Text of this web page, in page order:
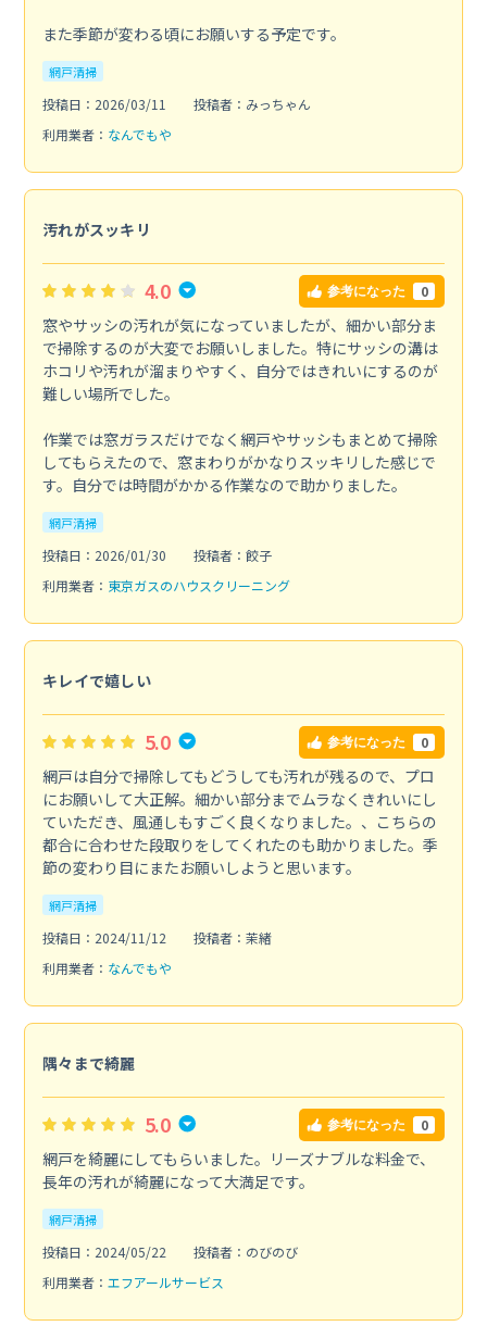
また季節が変わる頃にお願いする予定です。
網戸清掃
投稿日：2026/03/11
投稿者：みっちゃん
利用業者： なんでもや
汚れがスッキリ
4.0 参考になった 0
窓やサッシの汚れが気になっていましたが、細かい部分ま
で掃除するのが大変でお願いしました。特にサッシの溝は
ホコリや汚れが溜まりやすく、自分ではきれいにするのが
難しい場所でした。
作業では窓ガラスだけでなく網戸やサッシもまとめて掃除
してもらえたので、窓まわりがかなりスッキリした感じで
す。自分では時間がかかる作業なので助かりました。
網戸清掃
投稿日：2026/01/30
投稿者：餃子
利用業者： 東京ガスのハウスクリーニング
キレイで嬉しい
5.0 参考になった 0
網戸は自分で掃除してもどうしても汚れが残るので、プロ
にお願いして大正解。細かい部分までムラなくきれいにし
ていただき、風通しもすごく良くなりました。、こちらの
都合に合わせた段取りをしてくれたのも助かりました。季
節の変わり目にまたお願いしようと思います。
網戸清掃
投稿日：2024/11/12
投稿者：茉緒
利用業者： なんでもや
隅々まで綺麗
5.0 参考になった 0
網戸を綺麗にしてもらいました。リーズナブルな料金で、
長年の汚れが綺麗になって大満足です。
網戸清掃
投稿日：2024/05/22
投稿者：のびのび
利用業者： エフアールサービス